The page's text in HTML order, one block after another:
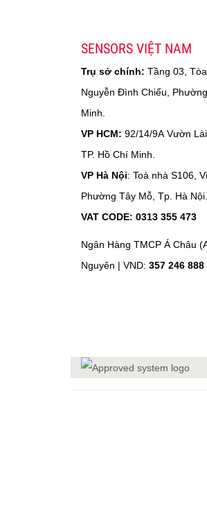
SENSORS VIỆT NAM
Trụ sở chính: Tầng 03,
Nguyễn Đình Chiểu,
Minh.
VP HCM: 92/14/9A Vườn
TP. Hồ Chí Minh.
VP Hà Nội: Toà nhà S106,
Phường Tây Mỗ, Tp. Hà Nội.
VAT CODE: 0313 355 473
Ngân Hàng TMCP Á Châu
Nguyên | VND: 357 246 888